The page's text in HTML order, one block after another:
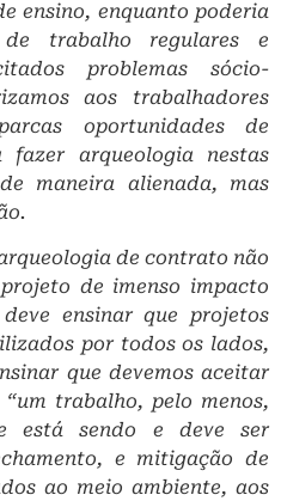
ensino, enquanto poderia
trabalho regulares e
problemas sócio­
aos trabalhadores
oportunidades de
fazer arqueologia nestas
maneira alienada, mas
de contrato não
de imenso impacto
ensinar que projetos
por todos os lados,
que devemos aceitar
trabalho, pelo menos,
está sendo e deve ser
e mitigação de
ao meio ambiente, aos